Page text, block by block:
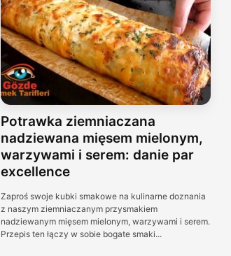
Potrawka ziemniaczana
nadziewana mięsem mielonym,
warzywami i serem: danie par
excellence
Zaproś swoje kubki smakowe na kulinarne doznania
z naszym ziemniaczanym przysmakiem
nadziewanym mięsem mielonym, warzywami i serem.
Przepis ten łączy w sobie bogate smaki...